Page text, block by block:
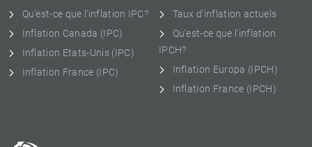
Qu'est-ce que l'inflation IPC?
Inflation Canada (IPC)
Inflation Etats-Unis (IPC)
Inflation France (IPC)
Taux d'inflation actuels
Qu'est-ce que l'inflation
IPCH?
Inflation Europa (IPCH)
Inflation France (IPCH)